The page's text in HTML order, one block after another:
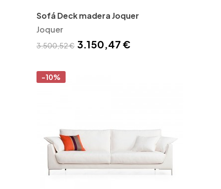
Sofá Deck madera Joquer
Joquer
3.500,52 € 3.150,47 €
-10%